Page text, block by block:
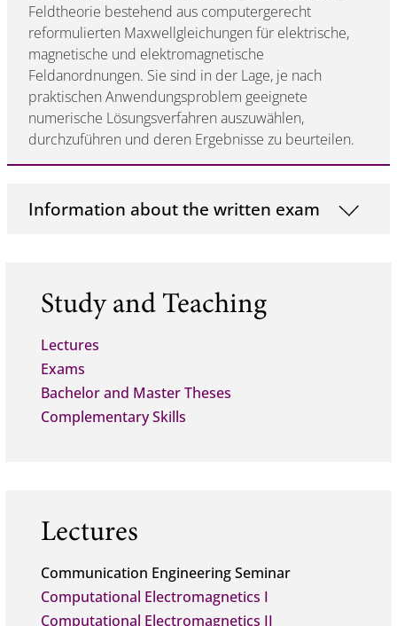
Feldtheorie bestehend aus computergerecht
reformulierten Maxwellgleichungen für elektrische,
magnetische und elektromagnetische
Feldanordnungen. Sie sind in der Lage, je nach
praktischen Anwendungsproblem geeignete
numerische Lösungsverfahren auszuwählen,
durchzuführen und deren Ergebnisse zu beurteilen.
Information about the written exam
Study and Teaching
Lectures
Exams
Bachelor and Master Theses
Complementary Skills
Lectures
Communication Engineering Seminar
Computational Electromagnetics I
Computational Electromagnetics II